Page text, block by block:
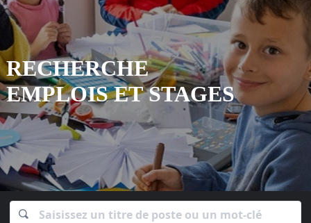
RECHERCHE
EMPLOIS ETSTAGES